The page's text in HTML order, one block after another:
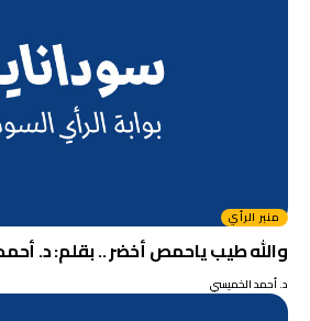
منبر الرأي
والله طيب ياحمص أخضر .. بقلم: د.
د. أحمد الخميسي